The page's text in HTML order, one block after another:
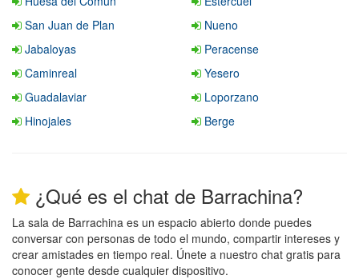
San Juan de Plan
Nueno
Jabaloyas
Peracense
Caminreal
Yesero
Guadalaviar
Loporzano
Hinojales
Berge
¿Qué es el chat de Barrachina?
La sala de Barrachina es un espacio abierto donde puedes
conversar con personas de todo el mundo, compartir intereses y
crear amistades en tiempo real. Únete a nuestro chat gratis para
conocer gente desde cualquier dispositivo.